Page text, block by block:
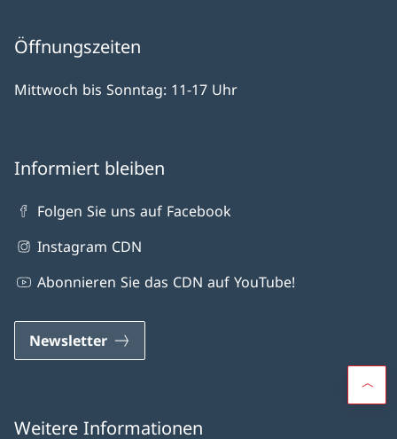
Öffnungszeiten
Mittwoch bis Sonntag: 11-17 Uhr
Informiert bleiben
Folgen Sie uns auf Facebook
Instagram CDN
Abonnieren Sie das CDN auf YouTube!
Newsletter
Weitere Informationen